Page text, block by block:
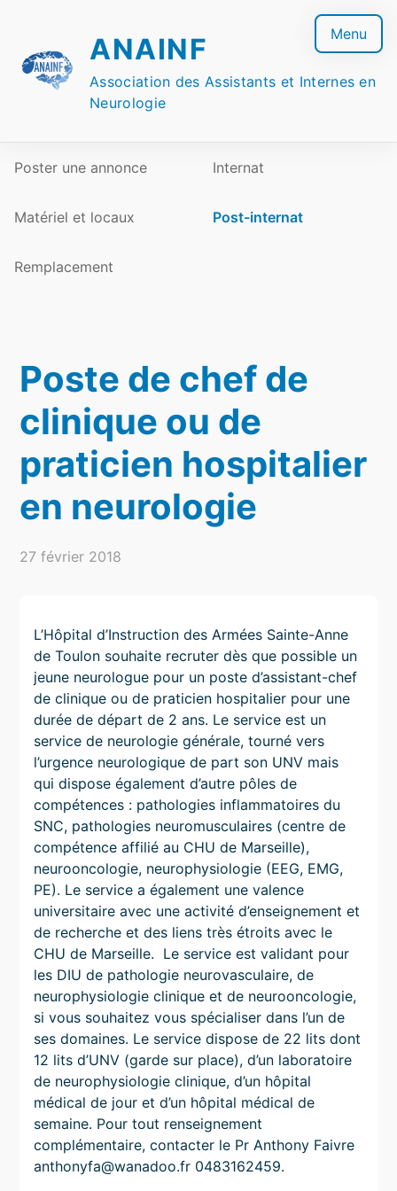
content
ANAINF
Association des Assistants et Internes en
Neurologie
Menu
Poster une annonce Internat
Matériel et locaux Post-internat
Remplacement
Poste de chef de
clinique ou de
praticien hospitalier
en neurologie
27 février 2018
L’Hôpital d’Instruction des Armées Sainte-Anne
de Toulon souhaite recruter dès que possible un
jeune neurologue pour un poste d’assistant-chef
de clinique ou de praticien hospitalier pour une
durée de départ de 2 ans. Le service est un
service de neurologie générale, tourné vers
l’urgence neurologique de part son UNV mais
qui dispose également d’autre pôles de
compétences : pathologies inflammatoires du
SNC, pathologies neuromusculaires (centre de
compétence affilié au CHU de Marseille),
neurooncologie, neurophysiologie (EEG, EMG,
PE). Le service a également une valence
universitaire avec une activité d’enseignement et
de recherche et des liens très étroits avec le
CHU de Marseille. Le service est validant pour
les DIU de pathologie neurovasculaire, de
neurophysiologie clinique et de neurooncologie,
si vous souhaitez vous spécialiser dans l’un de
ses domaines. Le service dispose de 22 lits dont
12 lits d’UNV (garde sur place), d’un laboratoire
de neurophysiologie clinique, d’un hôpital
médical de jour et d’un hôpital médical de
semaine. Pour tout renseignement
complémentaire, contacter le Pr Anthony Faivre
anthonyfa@wanadoo.fr 0483162459.